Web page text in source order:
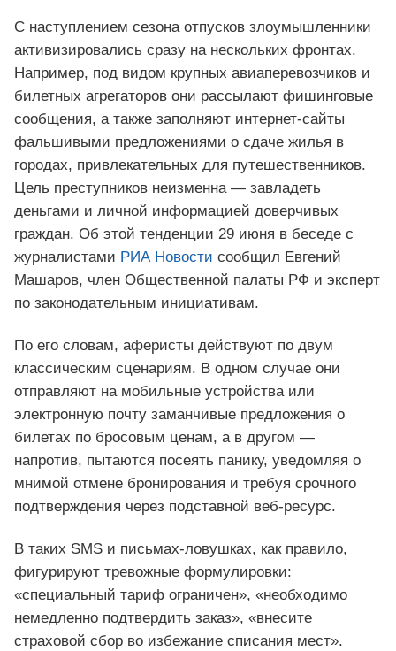
С наступлением сезона отпусков злоумышленники
активизировались сразу на нескольких фронтах.
Например, под видом крупных авиаперевозчиков и
билетных агрегаторов они рассылают фишинговые
сообщения, а также заполняют интернет-сайты
фальшивыми предложениями о сдаче жилья в
городах, привлекательных для путешественников.
Цель преступников неизменна — завладеть
деньгами и личной информацией доверчивых
граждан. Об этой тенденции 29 июня в беседе с
журналистами РИА Новости сообщил Евгений
Машаров, член Общественной палаты РФ и эксперт
по законодательным инициативам.
По его словам, аферисты действуют по двум
классическим сценариям. В одном случае они
отправляют на мобильные устройства или
электронную почту заманчивые предложения о
билетах по бросовым ценам, а в другом —
напротив, пытаются посеять панику, уведомляя о
мнимой отмене бронирования и требуя срочного
подтверждения через подставной веб-ресурс.
В таких SMS и письмах-ловушках, как правило,
фигурируют тревожные формулировки:
«специальный тариф ограничен», «необходимо
немедленно подтвердить заказ», «внесите
страховой сбор во избежание списания мест».